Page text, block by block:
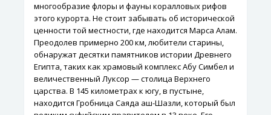
многообразие флоры и фауны коралловых рифов
этого курорта. Не стоит забывать об исторической
ценности той местности, где находится Марса Алам.
Преодолев примерно 200 км, любители старины,
обнаружат десятки памятников истории Древнего
Египта, таких как храмовый комплекс Абу Симбел и
величественный Луксор — столица Верхнего
царства. В 145 километрах к югу, в пустыне,
находится Гробница Саяда аш-Шазли, который был